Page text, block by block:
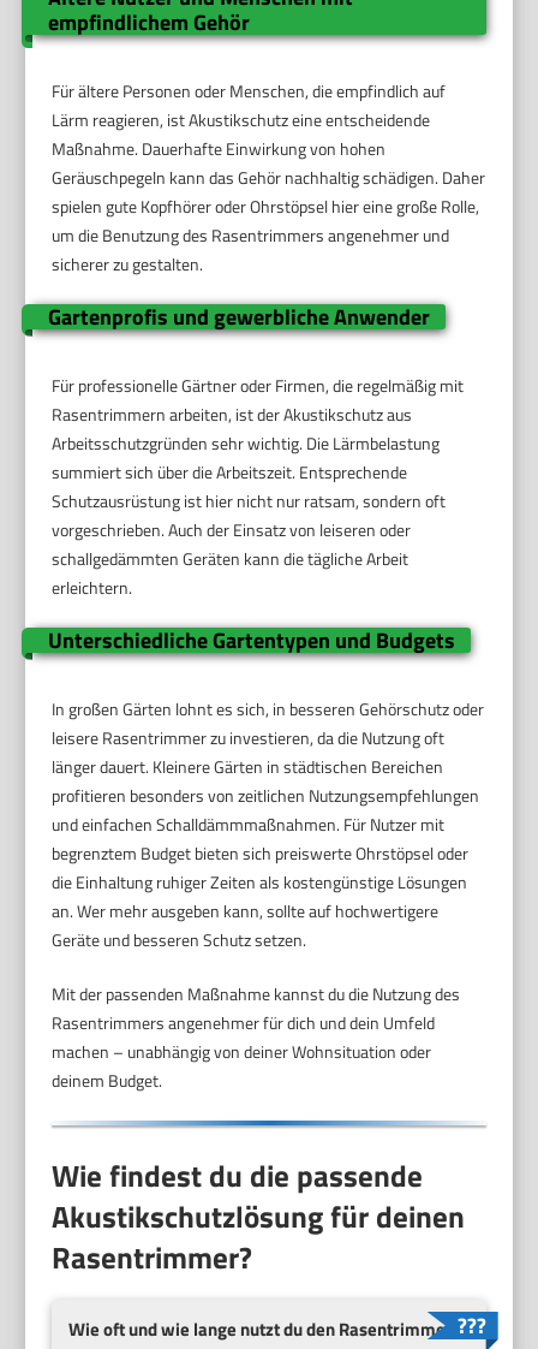
empfindlichem Gehör
Für ältere Personen oder Menschen, die empfindlich auf
Lärm reagieren, ist Akustikschutz eine entscheidende
Maßnahme. Dauerhafte Einwirkung von hohen
Geräuschpegeln kann das Gehör nachhaltig schädigen. Daher
spielen gute Kopfhörer oder Ohrstöpsel hier eine große Rolle,
um die Benutzung des Rasentrimmers angenehmer und
sicherer zu gestalten.
Gartenprofis und gewerbliche Anwender
Für professionelle Gärtner oder Firmen, die regelmäßig mit
Rasentrimmern arbeiten, ist der Akustikschutz aus
Arbeitsschutzgründen sehr wichtig. Die Lärmbelastung
summiert sich über die Arbeitszeit. Entsprechende
Schutzausrüstung ist hier nicht nur ratsam, sondern oft
vorgeschrieben. Auch der Einsatz von leiseren oder
schallgedämmten Geräten kann die tägliche Arbeit
erleichtern.
Unterschiedliche Gartentypen und Budgets
In großen Gärten lohnt es sich, in besseren Gehörschutz oder
leisere Rasentrimmer zu investieren, da die Nutzung oft
länger dauert. Kleinere Gärten in städtischen Bereichen
profitieren besonders von zeitlichen Nutzungsempfehlungen
und einfachen Schalldämmmaßnahmen. Für Nutzer mit
begrenztem Budget bieten sich preiswerte Ohrstöpsel oder
die Einhaltung ruhiger Zeiten als kostengünstige Lösungen
an. Wer mehr ausgeben kann, sollte auf hochwertigere
Geräte und besseren Schutz setzen.
Mit der passenden Maßnahme kannst du die Nutzung des
Rasentrimmers angenehmer für dich und dein Umfeld
machen – unabhängig von deiner Wohnsituation oder
deinem Budget.
Wie findest du die passende
Akustikschutzlösung für deinen
Rasentrimmer?
Wie oft und wie lange nutzt du den Rasentrimmer?